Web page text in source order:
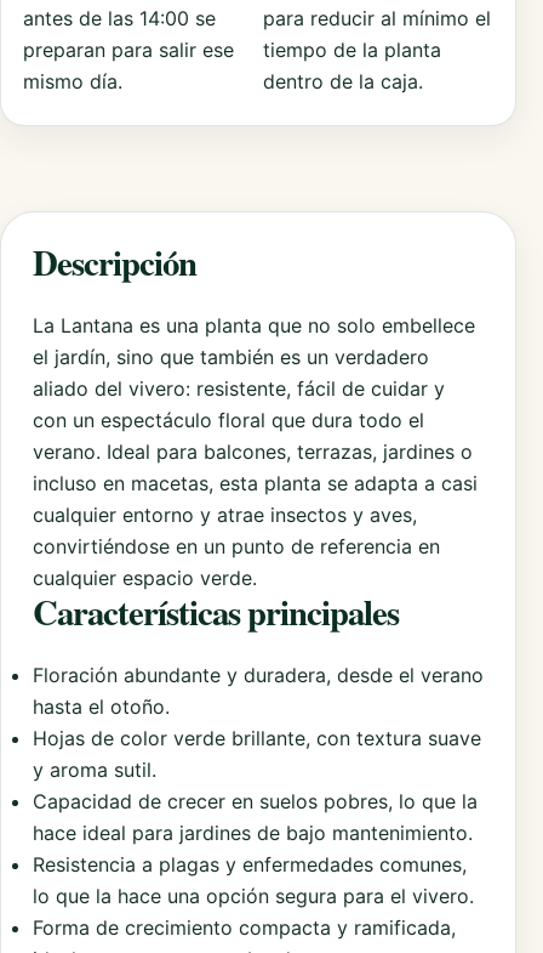
antes de las 14:00 se
preparan para salir ese
mismo día.
para reducir al mínimo el
tiempo de la planta
dentro de la caja.
Descripción
La Lantana es una planta que no solo embellece
el jardín, sino que también es un verdadero
aliado del vivero: resistente, fácil de cuidar y
con un espectáculo floral que dura todo el
verano. Ideal para balcones, terrazas, jardines o
incluso en macetas, esta planta se adapta a casi
cualquier entorno y atrae insectos y aves,
convirtiéndose en un punto de referencia en
cualquier espacio verde.
Características principales
Floración abundante y duradera, desde el verano
hasta el otoño.
Hojas de color verde brillante, con textura suave
y aroma sutil.
Capacidad de crecer en suelos pobres, lo que la
hace ideal para jardines de bajo mantenimiento.
Resistencia a plagas y enfermedades comunes,
lo que la hace una opción segura para el vivero.
Forma de crecimiento compacta y ramificada,